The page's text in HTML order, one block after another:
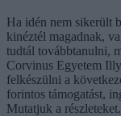
Ha idén nem sikerült
kinéztél magadnak,
tudtál továbbtanulni,
Corvinus Egyetem
felkészülni a
forintos támogatást,
Mutatjuk a részleteket.